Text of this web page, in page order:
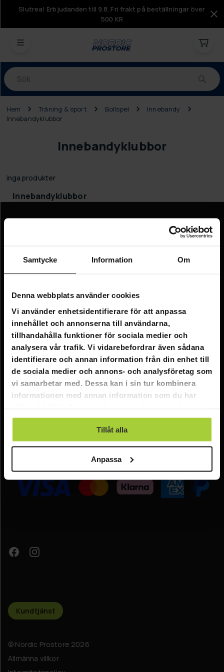
Samtycke Information Om
Denna webbplats använder cookies
Vi använder enhetsidentifierare för att anpassa
innehållet och annonserna till användarna,
tillhandahålla funktioner för sociala medier och
analysera vår trafik. Vi vidarebefordrar även sådana
identifierare och annan information från din enhet till
de sociala medier och annons- och analysföretag som
vi samarbetar med. Dessa kan i sin tur kombinera
informationen med annan information som du har
använt deras tjänster.
Tillåt alla
Anpassa
Slutrea! Erbjudanden till 9.8. Fri frakt på beställningar över
500 KR
Produkter
Hem Träning & sport Bollspel
Innebandy
Innebandyklubbor
Innebandyklubbor
inga produkter
Innebandyklubbor
Om oss
Kundtjänst
FAQ - Vanliga frågor
Returer
Kontakta oss
E-post: info@nordicprostore.se
Adressuppgifter:Elimägatan 15, 00510 Helsingfors, Finland
FI09931637
Kundtjänst
© Nordic Prostore 2026
Allmänna villkor